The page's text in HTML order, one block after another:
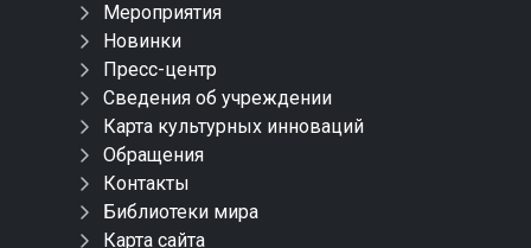
Мероприятия
Новинки
Пресс-центр
Сведения об учреждении
Карта культурных инноваций
Обращения
Контакты
Библиотеки мира
Карта сайта